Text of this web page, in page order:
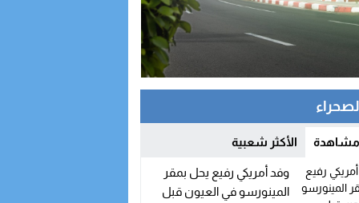
مشاهدة الأكثر شعبية
وفد أمريكي رفيع يحل بمقر
المينورسو في العيون قبل